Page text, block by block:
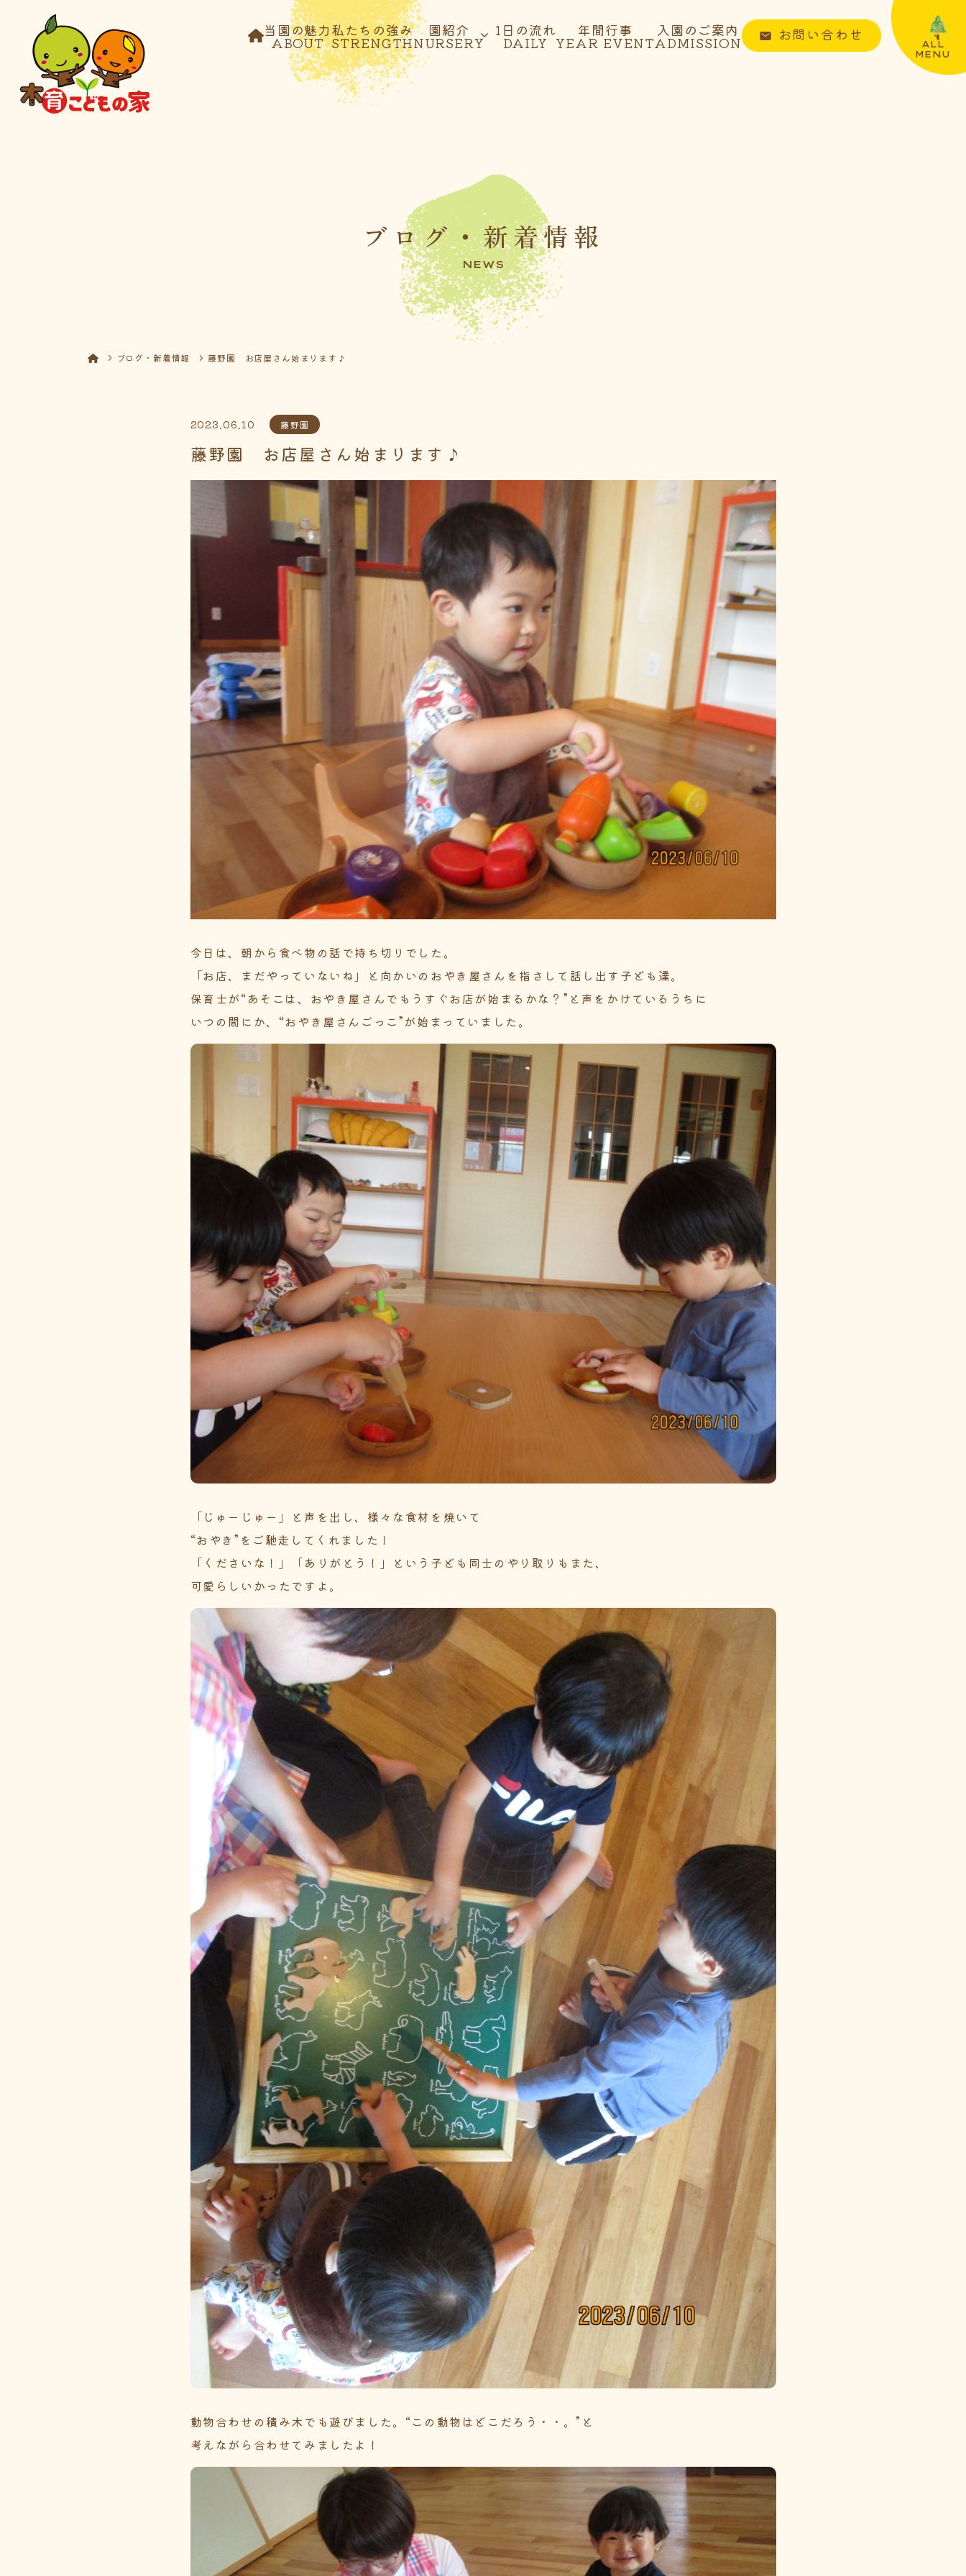
ALL
MENU
当園の魅力
ABOUT
私たちの強み
STRENGTH
園紹介
NURSERY
1日の流れ
DAILY
年間行事
YEAR EVENT
入園のご案内
ADMISSION お問い合わせ
ブログ・新着情報
NEWS
ブログ・新着情報 藤野園 お店屋さん始まります♪
2023.06.10 藤野園
藤野園 お店屋さん始まります♪
今日は、朝から食べ物の話で持ち切りでした。
「お店、まだやっていないね」と向かいのおやき屋さんを指さして話し出す子ども達。
保育士が“あそこは、おやき屋さんでもうすぐお店が始まるかな？”と声をかけているうちに
いつの間にか、“おやき屋さんごっこ”が始まっていました。
「じゅーじゅー」と声を出し、様々な食材を焼いて
“おやき”をご馳走してくれました！
「くださいな！」「ありがとう！」という子ども同士のやり取りもまた、
可愛らしいかったですよ。
動物合わせの積み木でも遊びました。“この動物はどこだろう・・。”と
考えながら合わせてみましたよ！